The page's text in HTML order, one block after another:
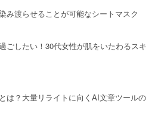
み渡らせることが可能なシートマスク
ごしたい！30代女性が肌をいたわるスキ
は？大量リライトに向くAI文章ツールの